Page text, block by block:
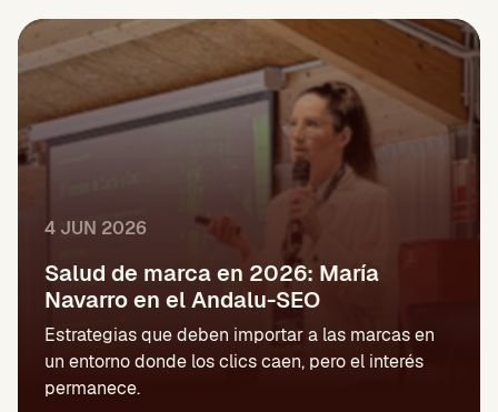
4 JUN 2026
Salud de marca en 2026: María
Navarro en el Andalu-SEO
Estrategias que deben importar a las marcas en
un entorno donde los clics caen, pero el interés
permanece.